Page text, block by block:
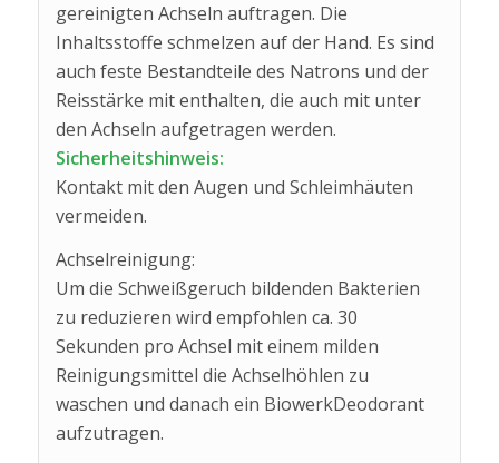
gereinigten Achseln auftragen. Die
Inhaltsstoffe schmelzen auf der Hand. Es sind
auch feste Bestandteile des Natrons und der
Reisstärke mit enthalten, die auch mit unter
den Achseln aufgetragen werden.
Sicherheitshinweis:
Kontakt mit den Augen und Schleimhäuten
vermeiden.
Achselreinigung:
Um die Schweißgeruch bildenden Bakterien
zu reduzieren wird empfohlen ca. 30
Sekunden pro Achsel mit einem milden
Reinigungsmittel die Achselhöhlen zu
waschen und danach ein BiowerkDeodorant
aufzutragen.